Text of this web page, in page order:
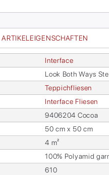
ARTIKELEIGENSCHAFTEN
In­ter­face
Look Both Ways
Tep­pich­flie­sen
In­ter­face Flie­sen
9406204 Cocoa
50 cm x 50 cm
4 m²
100% Po­ly­amid
610